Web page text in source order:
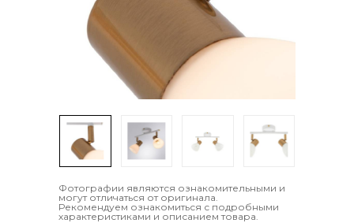
Фотографии являются ознакомительными и
могут отличаться от оригинала.
Рекомендуем ознакомиться с подробными
характеристиками и описанием товара.